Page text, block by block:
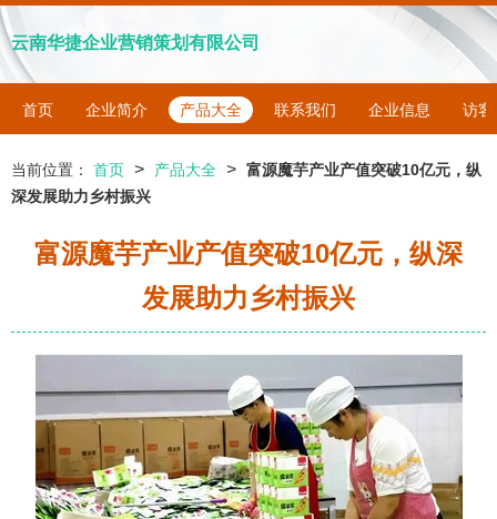
云南华捷企业营销策划有限公司
首页 企业简介 产品大全 联系我们 企业信息 访客
当前位置： 首页 > 产品大全 > 富源魔芋产业产值突破10亿元，纵
深发展助力乡村振兴
富源魔芋产业产值突破10亿元，纵深
发展助力乡村振兴